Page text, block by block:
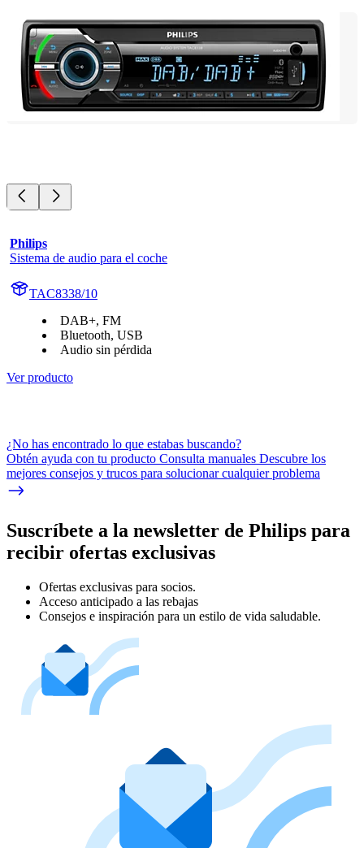
Philips
Sistema de audio para el coche
TAC8338/10
DAB+, FM
Bluetooth, USB
Audio sin pérdida
Ver producto
¿No has encontrado lo que estabas buscando?
Obtén ayuda con tu producto Consulta manuales Descubre los
mejores consejos y trucos para solucionar cualquier problema
Suscríbete a la newsletter de Philips para
recibir ofertas exclusivas
Ofertas exclusivas para socios.
Acceso anticipado a las rebajas
Consejos e inspiración para un estilo de vida saludable.